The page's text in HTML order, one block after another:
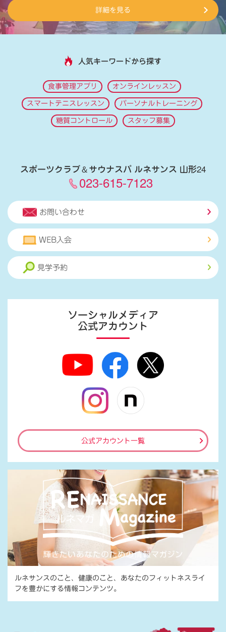
詳細を見る
人気キーワードから探す
食事管理アプリ オンラインレッスン
スマートテニスレッスン パーソナルトレーニング
糖質コントロール スタッフ募集
スポーツクラブ＆サウナスパ ルネサンス 山形24
023-615-7123
お問い合わせ
WEB入会
見学予約
ソーシャルメディア
公式アカウント
公式アカウント一覧
ルネサンスのこと、健康のこと、あなたのフィットネスライ
フを豊かにする情報コンテンツ。